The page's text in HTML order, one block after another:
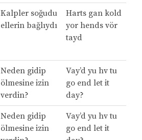
Kalpler soğudu
ellerin bağlıydı
Harts gan kold
yor hends vör
tayd
Neden gidip
ölmesine izin
verdin?
Vay’d yu hv tu
go end let it
day?
Neden gidip
ölmesine izin
Vay’d yu hv tu
go end let it